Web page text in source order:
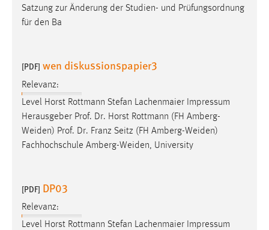
Satzung zur Änderung der Studien- und Prüfungsordnung
für den Ba
[PDF] wen diskussionspapier3
Relevanz:
Level Horst Rottmann Stefan Lachenmaier Impressum
Herausgeber Prof. Dr. Horst Rottmann (FH Amberg-
Weiden) Prof. Dr. Franz Seitz (FH Amberg-Weiden)
Fachhochschule Amberg-Weiden, University
[PDF] DP03
Relevanz:
Level Horst Rottmann Stefan Lachenmaier Impressum